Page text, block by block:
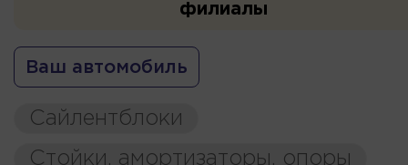
филиалы
Ваш автомобиль
Сайлентблоки
Стойки, амортизаторы, опоры